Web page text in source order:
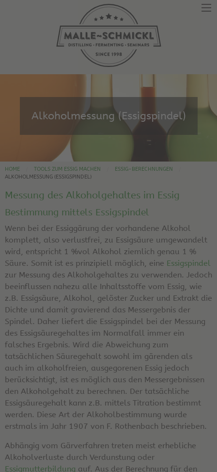
Alkoholmessung (Essigspindel)
HOME TOOLS ZUM ESSIG MACHEN
ESSIG-BERECHNUNGEN
ALKOHOLMESSUNG (ESSIGSPINDEL)
Messung des Alkoholgehaltes im Essig
Bestimmung mittels Essigspindel
Wenn bei der Essiggärung der vorhandene Alkohol
komplett, also verlustfrei, zu Essigsäure umgewandelt
wird, entspricht 1 %vol Alkohol ziemlich genau 1 %
Säure. Somit ist es prinzipiell möglich, eine Essigspindel
zur Messung des Alkoholgehaltes zu verwenden. Jedoch
beeinflussen nahezu alle Inhaltsstoffe vom Essig, wie
z.B. Essigsäure, Alkohol, gelöster Zucker und Extrakt die
Dichte und damit gravierend das Messergebnis der
Spindel. Daher liefert die Essigspindel bei der Messung
des Essigsäuregehaltes im Normalfall immer ein
falsches Ergebnis. Wird die Abweichung zum
tatsächlichen Säuregehalt sowohl im gärenden als
auch im alkoholfreien, ausgegorenen Essig jedoch
berücksichtigt, ist es möglich aus den Messergebnissen
den Alkoholgehalt zu berechnen. Der tatsächliche
Essigsäuregehalt kann z.B. mittels Titration bestimmt
werden. Diese Art der Alkoholbestimmung wurde
erstmals im Jahr 1907 von F. Rothenbach beschrieben.
Abhängig vom Gärverfahren treten meist erhebliche
Alkoholverluste durch Verdunstung oder
Essigmutterbildung auf. Aus der Berechnung für den